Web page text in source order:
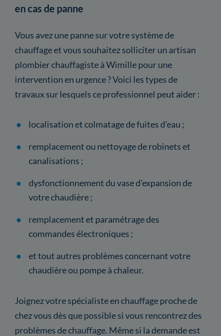
en cas de panne
Vous avez une panne sur votre système de
chauffage et vous souhaitez solliciter un artisan
plombier chauffagiste à Wimille pour une
intervention en urgence ? Voici les types de
travaux sur lesquels ce professionnel peut aider :
localisation et colmatage de fuites d'eau ;
remplacement ou nettoyage de robinets et
canalisations ;
dysfonctionnement du vase d'expansion de
votre chaudière ;
remplacement et paramétrage des
commandes électroniques ;
et tout autres problèmes concernant votre
chaudière ou pompe à chaleur.
Joignez votre spécialiste en chauffage proche de
chez vous dès que possible si vous rencontrez des
problèmes de chauffage. Même si la demande est